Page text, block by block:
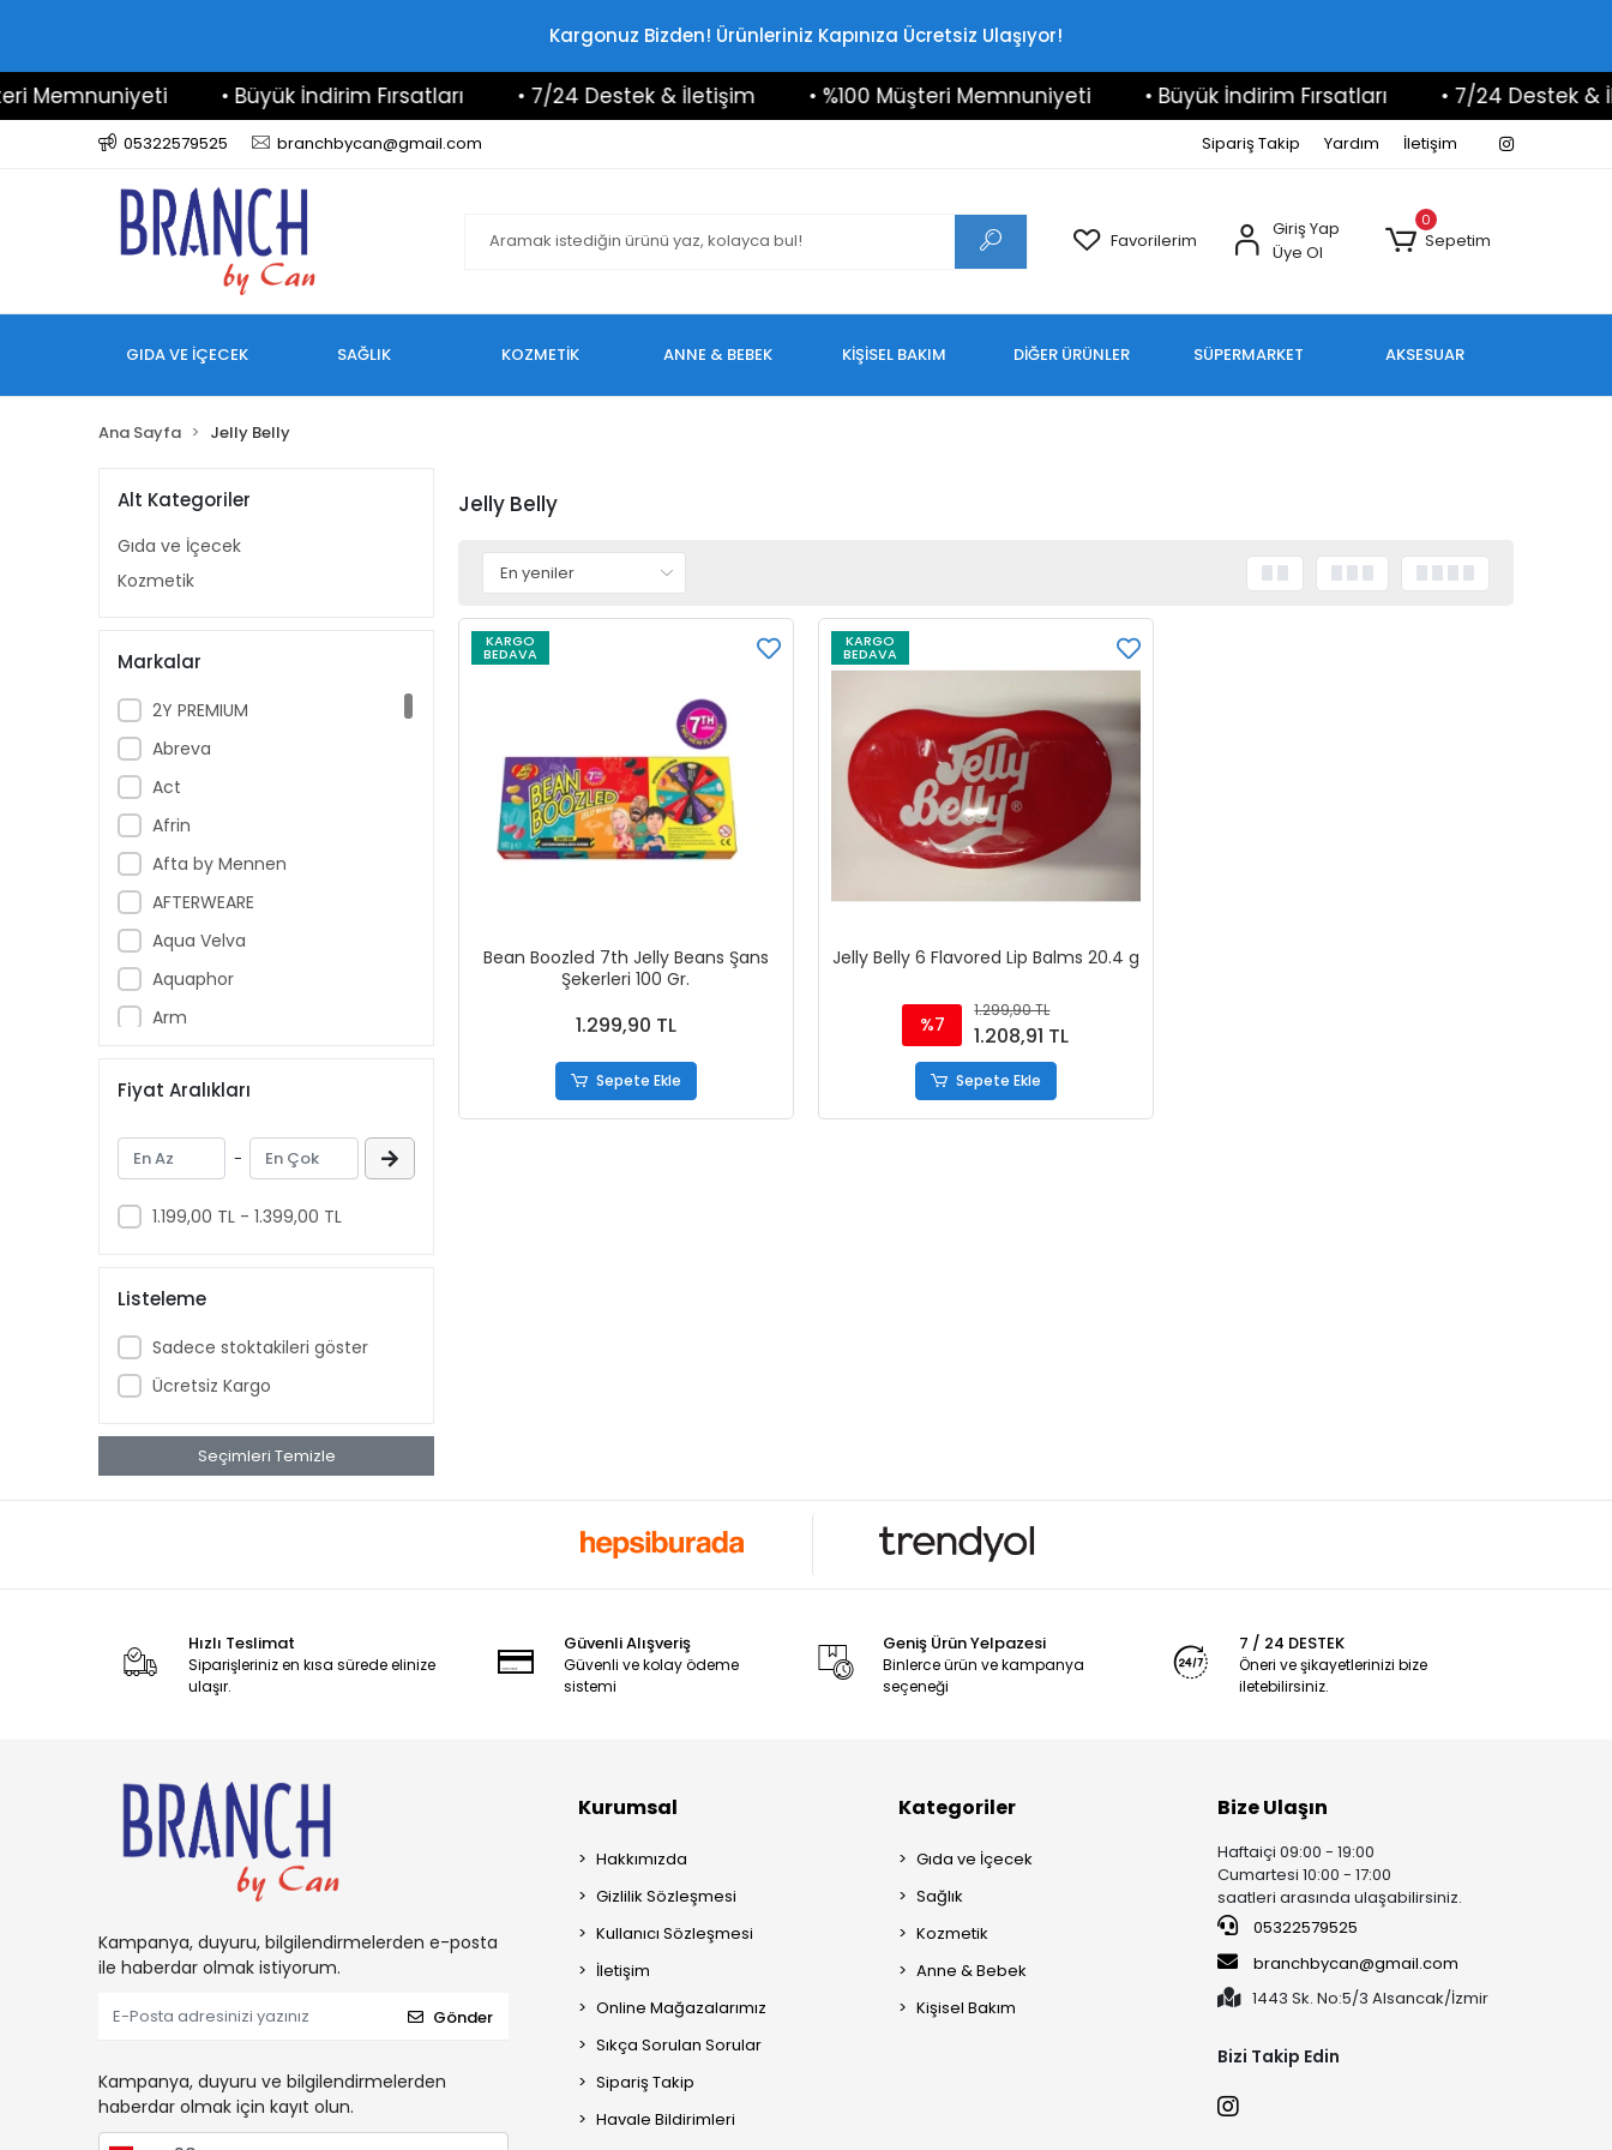
Kargonuz Bizden! Ürünleriniz Kapınıza Ücretsiz Ulaşıyor!
• Büyük İndirim Fırsatları • 7/24 Destek & İletişim • %100 Müşteri Memnuniyeti • Büyük İndirim Fırsatları • 7/24 Destek &
05322579525 branchbycan@gmail.com Sipariş Takip Yardım İletişim
Favorilerim
Giriş Yap
Üye Ol
0
Sepetim
GIDA VE İÇECEK SAĞLIK KOZMETİK ANNE & BEBEK KİŞİSEL BAKIM DİĞER ÜRÜNLER SÜPERMARKET AKSESUAR
Ana Sayfa Jelly Belly
Alt Kategoriler
Gıda ve İçecek
Kozmetik
Markalar
2Y PREMIUM
Abreva
Act
Afrin
Afta by Mennen
AFTERWEARE
Aqua Velva
Aquaphor
Arm
Aspercreme
Aussie
Aveeno Baby
Ban
Banana Boat
BETTY CROCKER
bluey
BOB
Candy
Caress
Carol
Cetaphil
Charms
Chattem
Chupa Chups
Coca-Cola
Colgate
Fiyat Aralıkları
-
1.199,00 TL - 1.399,00 TL
Listeleme
Sadece stoktakileri göster
Ücretsiz Kargo
Seçimleri Temizle
Jelly Belly
KARGO
BEDAVA
Bean Boozled 7th Jelly Beans Şans
Şekerleri 100 Gr.
1.299,90 TL
Sepete Ekle
KARGO
BEDAVA
Jelly Belly 6 Flavored Lip Balms 20.4 g
%7
1.299,90 TL
1.208,91 TL
Sepete Ekle
Hızlı Teslimat
Siparişleriniz en kısa sürede elinize
ulaşır.
Güvenli Alışveriş
Güvenli ve kolay ödeme
sistemi
Geniş Ürün Yelpazesi
Binlerce ürün ve kampanya
seçeneği
7 / 24 DESTEK
Öneri ve şikayetlerinizi bize
iletebilirsiniz.
Kampanya, duyuru, bilgilendirmelerden e-posta
ile haberdar olmak istiyorum.
Gönder
Kampanya, duyuru ve bilgilendirmelerden
haberdar olmak için kayıt olun.
Kurumsal
Hakkımızda
Gizlilik Sözleşmesi
Kullanıcı Sözleşmesi
İletişim
Online Mağazalarımız
Sıkça Sorulan Sorular
Sipariş Takip
Havale Bildirimleri
Kategoriler
Gıda ve İçecek
Sağlık
Kozmetik
Anne & Bebek
Kişisel Bakım
Bize Ulaşın
Haftaiçi 09:00 - 19:00
Cumartesi 10:00 - 17:00
saatleri arasında ulaşabilirsiniz.
05322579525
branchbycan@gmail.com
1443 Sk. No:5/3 Alsancak/İzmir
Bizi Takip Edin